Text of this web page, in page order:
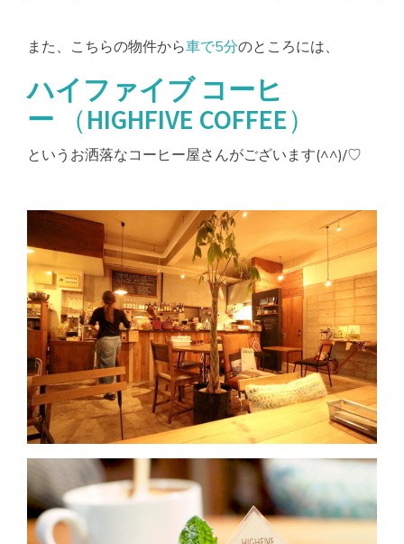
また、こちらの物件から車で5分のところには、
ハイファイブ コーヒ
ー
（HIGHFIVE COFFEE）
というお洒落なコーヒー屋さんがございます(^^)/♡